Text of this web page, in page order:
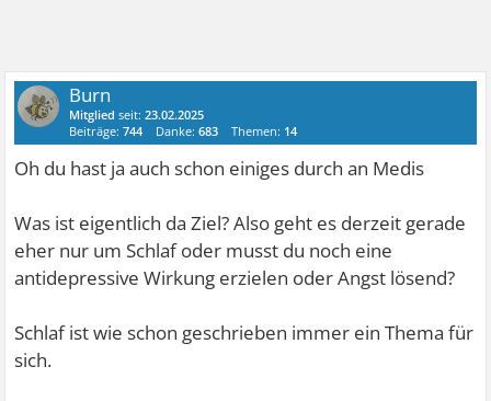
Burn
Mitglied seit:23.02.2025
Beiträge:744 Danke:683 Themen: 14
Oh du hast ja auch schon einiges durch an Medis
Was ist eigentlich da Ziel? Also geht es derzeit gerade
eher nur um Schlaf oder musst du noch eine
antidepressive Wirkung erzielen oder Angst lösend?
Schlaf ist wie schon geschrieben immer ein Thema für
sich.